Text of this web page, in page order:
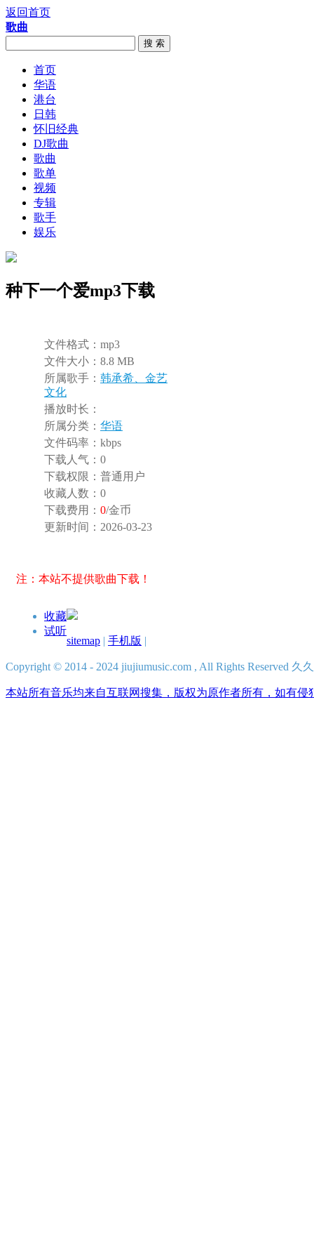
返回首页
歌曲
搜 索
首页
华语
港台
日韩
怀旧经典
DJ歌曲
歌曲
歌单
视频
专辑
歌手
娱乐
种下一个爱mp3下载
文件格式： mp3
文件大小： 8.8 MB
所属歌手： 韩承希、金艺
文化
播放时长：
所属分类： 华语
文件码率： kbps
下载人气： 0
下载权限： 普通用户
收藏人数： 0
下载费用： 0/金币
更新时间： 2026-03-23
注：本站不提供歌曲下载！
收藏
试听
sitemap | 手机版 |
Copyright © 2014 - 2024 jiujiumusic.com , All Rights Reserved 久
本站所有音乐均来自互联网搜集，版权为原作者所有，如有侵